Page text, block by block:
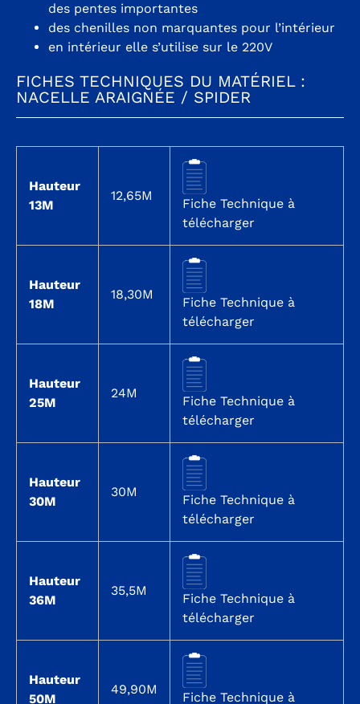
des pentes importantes
des chenilles non marquantes pour l’intérieur
en intérieur elle s’utilise sur le 220V
FICHES TECHNIQUES DU MATÉRIEL :
NACELLE ARAIGNÉE / SPIDER
Hauteur
13M
12,65M
Fiche Technique à
télécharger
Hauteur
18M
18,30M
Fiche Technique à
télécharger
Hauteur
25M
24M
Fiche Technique à
télécharger
Hauteur
30M
30M
Fiche Technique à
télécharger
Hauteur
36M
35,5M
Fiche Technique à
télécharger
Hauteur
50M
49,90M
Fiche Technique à